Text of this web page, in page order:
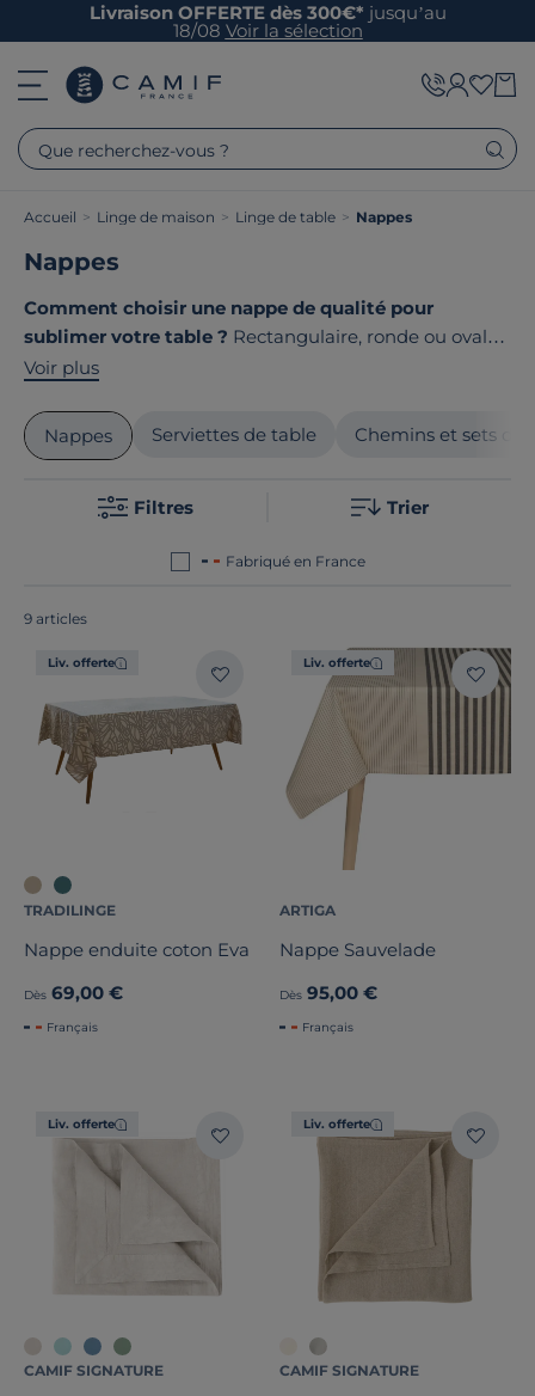
Livraison OFFERTE dès 300€* jusqu’au
18/08 Voir la sélection
Que recherchez-vous ?
Accueil > Linge de maison > Linge de table > Nappes
Nappes
Comment choisir une nappe de qualité pour
sublimer votre table ? Rectangulaire, ronde ou ovale,
en coton ou en lin, la nappe est l'élément
Camif, nous sélectionnons des nappes élégantes
finitions soignées, alliant style et praticité grâce à une
commun de nos produits ? Ils sont tousfabriqués en
Voir plus
Nappes Serviettes de table Chemins et sets de
Filtres Trier
Fabriqué en France
9 articles
Liv. offerte
TRADILINGE
Nappe enduite coton Eva
Dès 69,00 €
Français
Liv. offerte
ARTIGA
Nappe Sauvelade
Dès 95,00 €
Français
Liv. offerte
CAMIF SIGNATURE
Liv. offerte
CAMIF SIGNATURE
Dimension
Marque
Stock
Pays de fabrication